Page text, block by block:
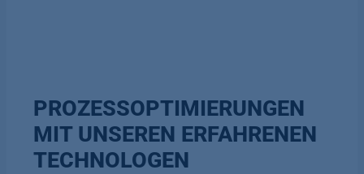
PROZESSOPTIMIERUNGEN
MIT UNSEREN ERFAHRENEN
TECHNOLOGEN